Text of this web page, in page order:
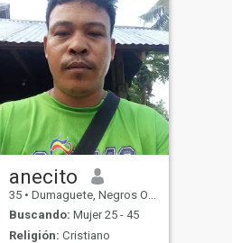
anecito
35 • Dumaguete, Negros Oriental, Filipinas
Buscando: Mujer 25 - 45
Religión: Cristiano